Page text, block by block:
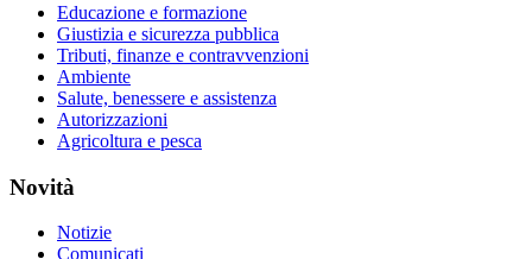
Educazione e formazione
Giustizia e sicurezza pubblica
Tributi, finanze e contravvenzioni
Ambiente
Salute, benessere e assistenza
Autorizzazioni
Agricoltura e pesca
Novità
Notizie
Comunicati